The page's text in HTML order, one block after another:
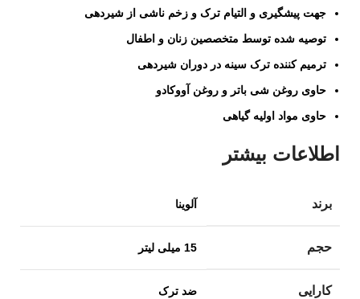
جهت پیشگیری و التیام ترک و زخم ناشی از شیردهی
توصیه شده توسط متخصصین زنان و اطفال
ترمیم کننده ترک سینه در دوران شیردهی
حاوی روغن شی باتر و روغن آووکادو
حاوی مواد اولیه گیاهی
اطلاعات بیشتر
برند آلوینا
حجم 15 میلی لیتر
کارایی ضد ترک